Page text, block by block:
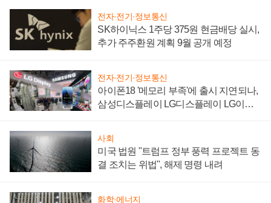
전자·전기·정보통신
SK하이닉스 1주당 375원 현금배당 실시,
추가 주주환원 계획 9월 공개 예정
전자·전기·정보통신
아이폰18 '메모리 부족'에 출시 지연되나,
삼성디스플레이 LG디스플레이 LG이노
사회
미국 법원 "트럼프 정부 풍력 프로젝트 동
결 조치는 위법", 해제 명령 내려
화학·에너지